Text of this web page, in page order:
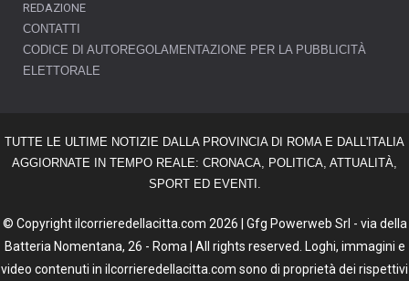
REDAZIONE
CONTATTI
CODICE DI AUTOREGOLAMENTAZIONE PER LA PUBBLICITÀ
ELETTORALE
TUTTE LE ULTIME NOTIZIE DALLA PROVINCIA DI ROMA E DALL'ITALIA
AGGIORNATE IN TEMPO REALE: CRONACA, POLITICA, ATTUALITÀ,
SPORT ED EVENTI.
© Copyright ilcorrieredellacitta.com 2026 | Gfg Powerweb Srl - via della
Batteria Nomentana, 26 - Roma | All rights reserved. Loghi, immagini e
video contenuti in ilcorrieredellacitta.com sono di proprietà dei rispettivi